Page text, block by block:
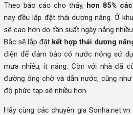
Theo báo cáo cho thấy, hơn 85%
nay đều lắp đặt thái dương năng. Ở
sẽ cao hơn do tần suất ngày nắng
Bắc sẽ lắp đặt kết hợp thái dương
điện để đảm bảo có nước nóng sử
mưa nhiều, ít nắng. Còn với nhà đã
đường ống chờ và dẫn nước, cũng
độ phức tạp sẽ nhiều hơn.
Hãy cùng các chuyên gia